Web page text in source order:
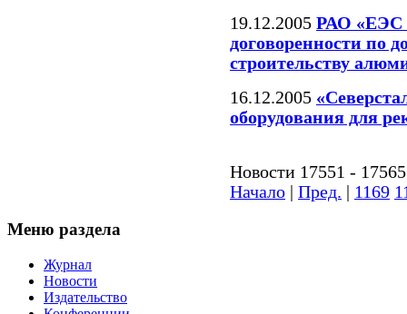
19.12.2005 РАО «ЕЭС
договоренности по
строительству
16.12.2005
оборудования для
Новости 17551 -
Начало
Пред. 1169
Меню раздела
Журнал
Новости
Издательство